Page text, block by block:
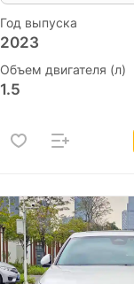
Год выпуска
2023
Объем двигателя (л)
1.5